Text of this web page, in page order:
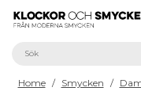
Home / Smycken /